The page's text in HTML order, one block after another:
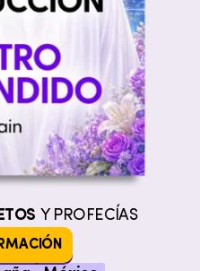
Y PROFECÍAS